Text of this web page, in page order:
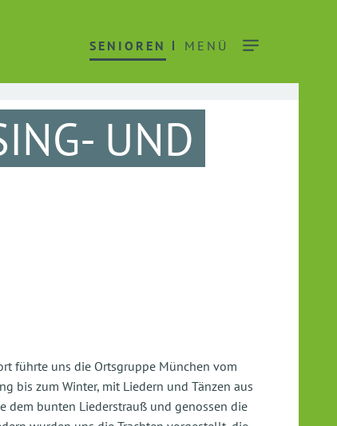
SENIOREN MENÜ
UND
führte uns die Ortsgruppe München vom
bis zum Winter, mit Liedern und Tänzen aus
dem bunten Liederstrauß und genossen die